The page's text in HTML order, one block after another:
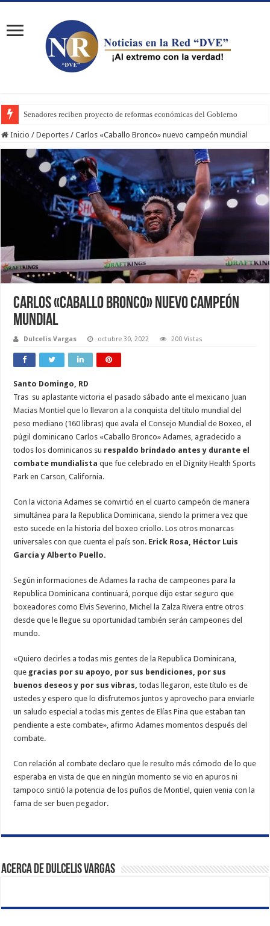
Senadores reciben proyecto de reformas económicas del Gobierno
Inicio / Deportes / Carlos «Caballo Bronco» nuevo campeón mundial
Carlos «Caballo Bronco» nuevo campeón
mundial
Dulcelis Vargas octubre 30, 2022 200 Vistas
Santo Domingo, RD
Tras su aplastante victoria el pasado sábado ante el mexicano Juan
Macias Montiel que lo llevaron a la conquista del título mundial del
peso mediano (160 libras) que avala el Consejo Mundial de Boxeo, el
púgil dominicano Carlos «Caballo Bronco» Adames, agradecido a
todos los dominicanos su respaldo brindado antes y durante el
combate mundialista que fue celebrado en el Dignity Health Sports
Park en Carson, California.
Con la victoria Adames se convirtió en el cuarto campeón de manera
simultánea para la Republica Dominicana, siendo la primera vez que
esto sucede en la historia del boxeo criollo. Los otros monarcas
universales con que cuenta el país son. Erick Rosa, Héctor Luis
García y Alberto Puello.
Según informaciones de Adames la racha de campeones para la
Republica Dominicana continuará, porque dijo estar seguro que
boxeadores como Elvis Severino, Michel la Zalza Rivera entre otros
desde que le llegue su oportunidad también serán campeones del
mundo.
«Quiero decirles a todas mis gentes de la Republica Dominicana,
que gracias por su apoyo, por sus bendiciones, por sus
buenos deseos y por sus vibras, todas llegaron, este título es de
ustedes y espero que lo disfrutemos juntos y aprovecho para enviarle
un saludo especial a todas mis gentes de Elías Pina que estaban tan
pendiente a este combate», afirmo Adames momentos después del
combate.
Con relación al combate declaro que le resulto más cómodo de lo que
esperaba en vista de que en ningún momento se vio en apuros ni
tampoco sintió la potencia de los puños de Montiel, quien venia con la
fama de ser buen pegador.
Acerca de Dulcelis Vargas